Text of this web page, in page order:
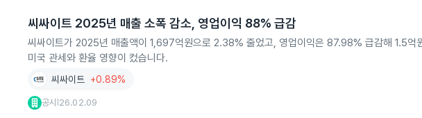
씨싸이트 2025년 매출 소폭 감소, 영업이익 88% 급감
씨싸이트가 2025년 매출액이 1,697억원으로 2.38% 줄었고, 영업이익은 87.98% 급감해 1.5억
미국 관세와 환율 영향이 컸습니다.
씨싸이트 +0.89%
공시 26.02.09